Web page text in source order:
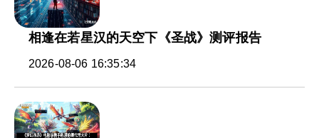
相逢在若星汉的天空下《圣战》测评报告
2026-08-06 16:35:34